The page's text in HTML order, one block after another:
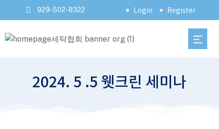
929-502-8322 Login Register
2024. 5 .5 웻크린 세미나